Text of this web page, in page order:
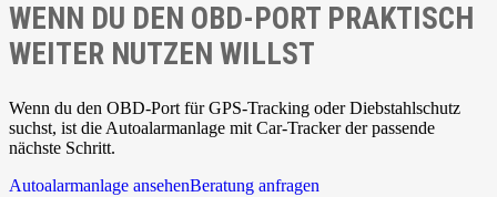
WENN DU DEN OBD-PORT PRAKTISCH
WEITER NUTZEN WILLST
Wenn du den OBD-Port für GPS-Tracking oder Diebstahlschutz
suchst, ist die Autoalarmanlage mit Car-Tracker der passende
nächste Schritt.
Autoalarmanlage ansehenBeratung anfragen